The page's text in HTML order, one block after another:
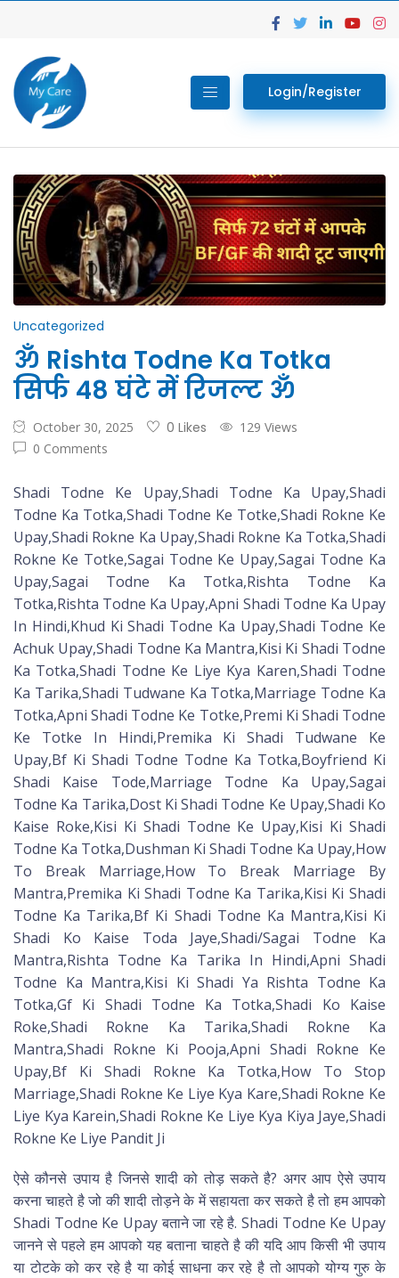
Login/Register
Uncategorized
ॐ Rishta Todne Ka Totka
सिर्फ 48 घंटे में रिजल्ट ॐ
October 30, 2025 0 Likes
129 Views
0 Comments
Shadi Todne Ke Upay,Shadi Todne Ka Upay,Shadi
Todne Ka Totka,Shadi Todne Ke Totke,Shadi Rokne Ke
Upay,Shadi Rokne Ka Upay,Shadi Rokne Ka Totka,Shadi
Rokne Ke Totke,Sagai Todne Ke Upay,Sagai Todne Ka
Upay,Sagai Todne Ka Totka,Rishta Todne Ka
Totka,Rishta Todne Ka Upay,Apni Shadi Todne Ka Upay
In Hindi,Khud Ki Shadi Todne Ka Upay,Shadi Todne Ke
Achuk Upay,Shadi Todne Ka Mantra,Kisi Ki Shadi Todne
Ka Totka,Shadi Todne Ke Liye Kya Karen,Shadi Todne
Ka Tarika,Shadi Tudwane Ka Totka,Marriage Todne Ka
Totka,Apni Shadi Todne Ke Totke,Premi Ki Shadi Todne
Ke Totke In Hindi,Premika Ki Shadi Tudwane Ke
Upay,Bf Ki Shadi Todne Todne Ka Totka,Boyfriend Ki
Shadi Kaise Tode,Marriage Todne Ka Upay,Sagai
Todne Ka Tarika,Dost Ki Shadi Todne Ke Upay,Shadi Ko
Kaise Roke,Kisi Ki Shadi Todne Ke Upay,Kisi Ki Shadi
Todne Ka Totka,Dushman Ki Shadi Todne Ka Upay,How
To Break Marriage,How To Break Marriage By
Mantra,Premika Ki Shadi Todne Ka Tarika,Kisi Ki Shadi
Todne Ka Tarika,Bf Ki Shadi Todne Ka Mantra,Kisi Ki
Shadi Ko Kaise Toda Jaye,Shadi/Sagai Todne Ka
Mantra,Rishta Todne Ka Tarika In Hindi,Apni Shadi
Todne Ka Mantra,Kisi Ki Shadi Ya Rishta Todne Ka
Totka,Gf Ki Shadi Todne Ka Totka,Shadi Ko Kaise
Roke,Shadi Rokne Ka Tarika,Shadi Rokne Ka
Mantra,Shadi Rokne Ki Pooja,Apni Shadi Rokne Ke
Upay,Bf Ki Shadi Rokne Ka Totka,How To Stop
Marriage,Shadi Rokne Ke Liye Kya Kare,Shadi Rokne Ke
Liye Kya Karein,Shadi Rokne Ke Liye Kya Kiya Jaye,Shadi
Rokne Ke Liye Pandit Ji
ऐसे कौनसे उपाय है जिनसे शादी को तोड़ सकते है? अगर आप ऐसे उपाय
करना चाहते है जो की शादी तोड़ने के में सहायता कर सकते है तो हम आपको
Shadi Todne Ke Upay बताने जा रहे है. Shadi Todne Ke Upay
जानने से पहले हम आपको यह बताना चाहते है की यदि आप किसी भी उपाय
या टोटके को कर रहे है या कोई साधना कर रहे है तो आपको योग्य गुरु के